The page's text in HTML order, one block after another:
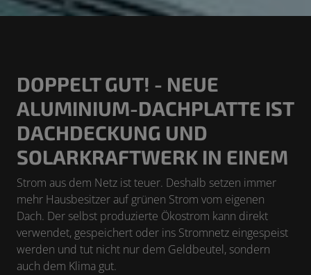
DOPPELT GUT! - NEUE
ALUMINIUM-DACHPLATTE IST
DACHDECKUNG UND
SOLARKRAFTWERK IN EINEM
Strom aus dem Netz ist teuer. Deshalb setzen immer
mehr Hausbesitzer auf grünen Strom vom eigenen
Dach. Der selbst produzierte Ökostrom kann direkt
verwendet, gespeichert oder ins Stromnetz eingespeist
werden und tut nicht nur dem Geldbeutel, sondern
auch dem Klima gut.